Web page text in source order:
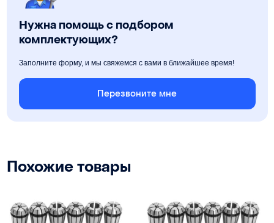
Нужна помощь с подбором
комплектующих?
Заполните форму, и мы свяжемся с вами в ближайшее время!
Перезвоните мне
Похожие товары